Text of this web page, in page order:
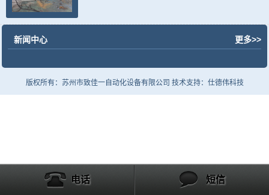
新闻中心 更多>>
版权所有：苏州市致佳一自动化设备有限公司 技术支持：仕德伟科技
电话 短信